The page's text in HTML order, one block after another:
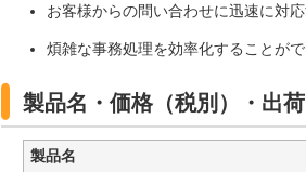
お客様からの問い合わせに迅速に対
煩雑な事務処理を効率化することが
製品名・価格（税別）・出荷
製品名